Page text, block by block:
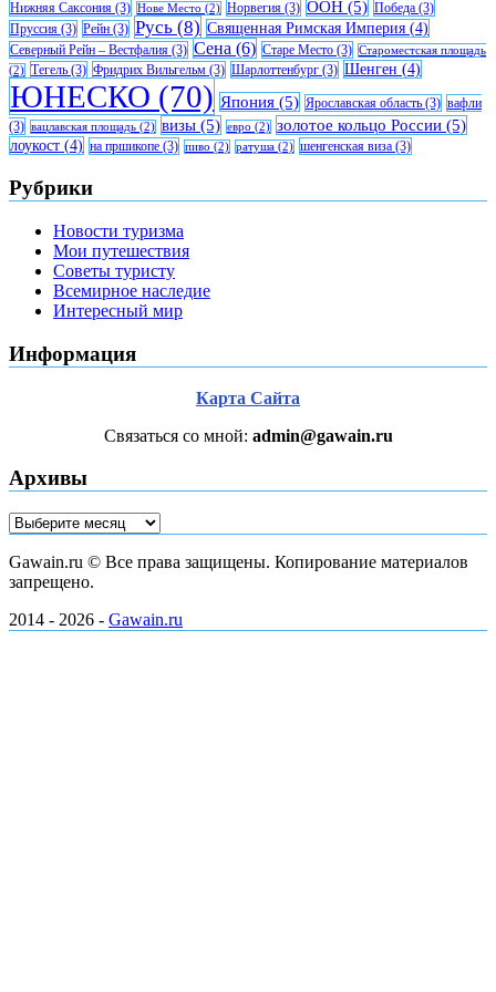
Нижняя Саксония (3) Нове Место (2) Норвегия (3) ООН (5) Победа (3)
Пруссия (3) Рейн (3) Русь (8) Священная Римская Империя (4)
Северный Рейн – Вестфалия (3) Сена (6) Старе Место (3) Староместская площадь
(2) Тегель (3) Фридрих Вильгельм (3) Шарлоттенбург (3) Шенген (4)
ЮНЕСКО (70) Япония (5) Ярославская область (3) вафли
(3) вацлавская площадь (2) визы (5) евро (2) золотое кольцо России (5)
лоукост (4) на пршикопе (3) пиво (2) ратуша (2) шенгенская виза (3)
Рубрики
Новости туризма
Мои путешествия
Советы туристу
Всемирное наследие
Интересный мир
Информация
Карта Сайта
Связаться со мной: admin@gawain.ru
Архивы
Архивы
Gawain.ru © Все права защищены. Копирование материалов
запрещено.
2014 - 2026 - Gawain.ru